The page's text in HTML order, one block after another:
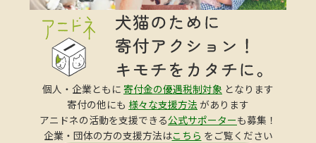
個人・企業ともに 寄付金の優遇税制対象 となります
寄付の他にも 様々な支援方法 があります
アニドネの活動を支援できる公式サポーターも募集！
企業・団体の方の支援方法はこちら をご覧ください